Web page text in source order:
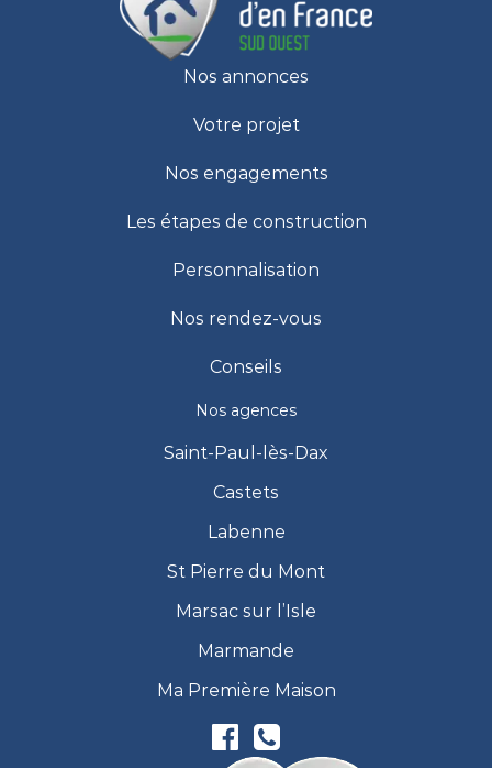
Nos annonces
Votre projet
Nos engagements
Les étapes de construction
Personnalisation
Nos rendez-vous
Conseils
Nos agences
Saint-Paul-lès-Dax
Castets
Labenne
St Pierre du Mont
Marsac sur l’Isle
Marmande
Ma Première Maison